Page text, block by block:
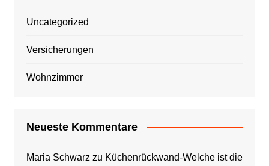
Uncategorized
Versicherungen
Wohnzimmer
Neueste Kommentare
Maria Schwarz zu Küchenrückwand-Welche ist die